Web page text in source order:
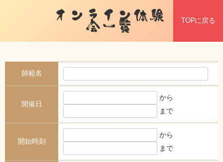
オンライン体験
会一覧 TOPに戻る
師範名
開催日
から
まで
開始時刻
から
まで